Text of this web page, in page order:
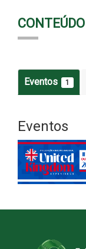
Eventos 1
Eventos